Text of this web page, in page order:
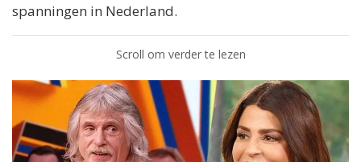
spanningen in Nederland.
Scroll om verder te lezen